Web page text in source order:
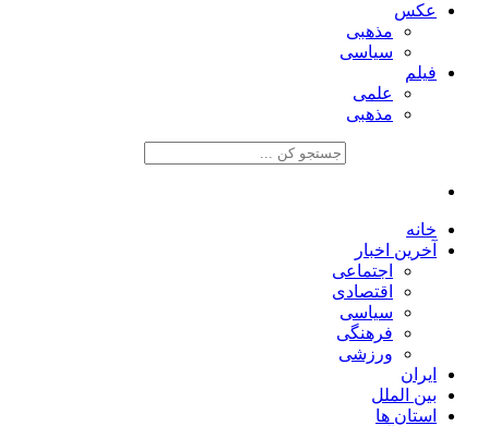
عکس
مذهبی
سیاسی
فیلم
علمی
مذهبی
خانه
آخرین اخبار
اجتماعی
اقتصادی
سیاسی
فرهنگی
ورزشی
ایران
بین الملل
استان ها